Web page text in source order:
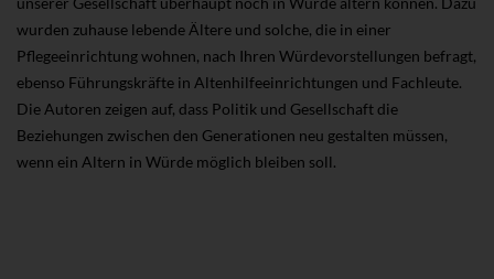
wurden zuhause lebende Ältere und solche, die in einer
Pflegeeinrichtung wohnen, nach Ihren Würdevorstellungen befragt,
ebenso Führungskräfte in Altenhilfeeinrichtungen und Fachleute.
Die Autoren zeigen auf, dass Politik und Gesellschaft die
Beziehungen zwischen den Generationen neu gestalten müssen,
wenn ein Altern in Würde möglich bleiben soll.